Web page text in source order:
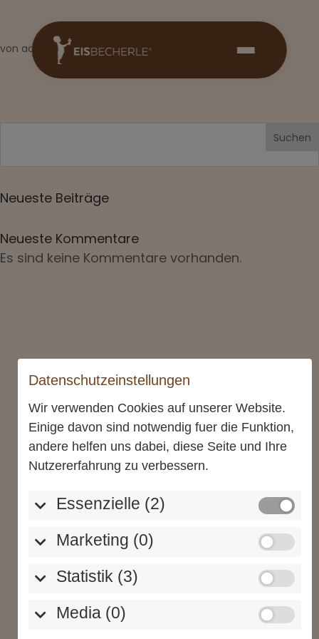
Datenschutzeinstellungen
Wir verwenden Cookies auf unserer Website.
Einige davon sind notwendig fuer die Funktion,
andere helfen uns dabei, diese Seite und Ihre
Nutzererfahrung zu verbessern.
Essenzielle (2)
Marketing (0)
Statistik (3)
Media (0)
von admin |Okt. 27, 2025
Suchen
Neueste Beiträge
Neueste Kommentare
Es sind keine Kommentare vorhanden.
Eisbecher
Desserts
Gläser & Aufstriche
Events